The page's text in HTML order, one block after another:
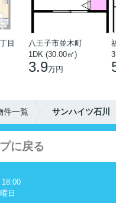
目
八王子市並木町
1DK (30.00㎡)
3.9万円
件一覧 サンハイツ石川
に戻る
日